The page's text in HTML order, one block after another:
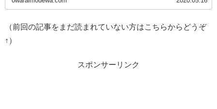
（前回の記事をまだ読まれていない方はこちらからどうぞ
↑）
スポンサーリンク